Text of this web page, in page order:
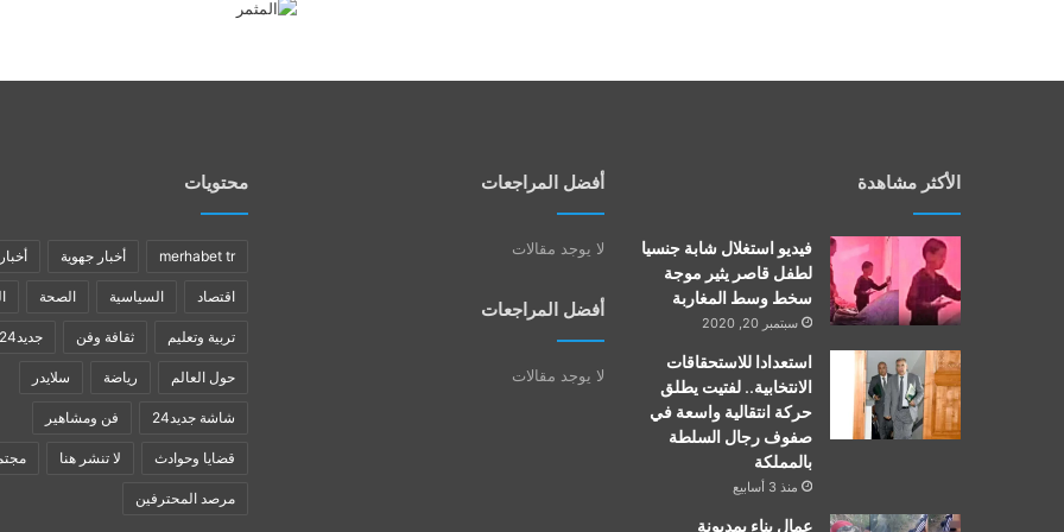
الأكثر مشاهدة
فيديو استغلال شابة جنسيا
لطفل قاصر يثير موجة
سخط وسط المغاربة
سبتمبر 20, 2020
استعدادا للاستحقاقات
الانتخابية.. لفتيت يطلق
حركة انتقالية واسعة في
صفوف رجال السلطة
بالمملكة
منذ 3 أسابيع
عمال بناء بمديونة
أفضل المراجعات
لا يوجد مقالات
أفضل المراجعات
لا يوجد مقالات
محتويات
merhabet tr أخبار جهوية
اقتصاد السياسية الصحة
تربية وتعليم ثقافة وفن جديد24
حول العالم رياضة سلايدر
شاشة جديد24 فن ومشاهير
قضايا وحوادث لا تنشر هنا
مرصد المحترفين